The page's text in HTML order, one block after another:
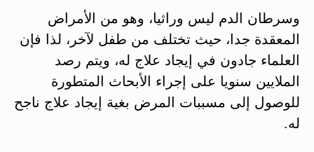
وسرطان الدم ليس وراثيا، وهو من الأمراض
المعقدة جدا، حيث تختلف من طفل لآخر، لذا فإن
العلماء جادون في إيجاد علاج له، ويتم رصد
الملايين سنويا على إجراء الأبحاث المتطورة
للوصول إلى مسببات المرض بغية إيجاد علاج ناجح
له.